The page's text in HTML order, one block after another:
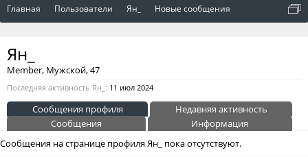
Главная Пользователи Ян_ Новые сообщения
Ян_
Member, Мужской, 47
Последняя активность Ян_: 11 июл 2024
Сообщения профиля
Недавняя активность
Сообщения
Информация
Сообщения на странице профиля Ян_ пока отсутствуют.
оват